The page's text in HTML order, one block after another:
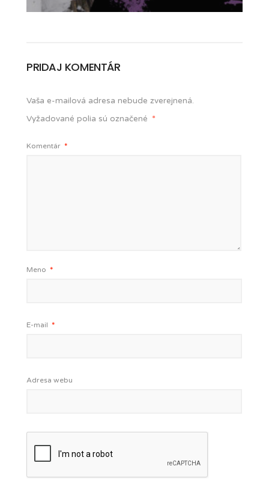
PRIDAJ KOMENTÁR
Vaša e-mailová adresa nebude zverejnená.
Vyžadované polia sú označené *
Komentár *
Meno *
E-mail *
Adresa webu